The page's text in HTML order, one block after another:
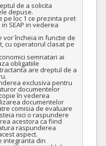
de a solicita
depuse.
pe loc 1 ce prezinta pret
SEAP in vederea
vor încheia in functie de
cu operatorul clasat pe
semnatari ai
obligatiile
are dreptul de a
exclusiva pentru
documentelor
în vederea
documentelor
comisia de evaluare
nici o raspundere
acestora ca fiind
raspunderea
aspect.
integranta din